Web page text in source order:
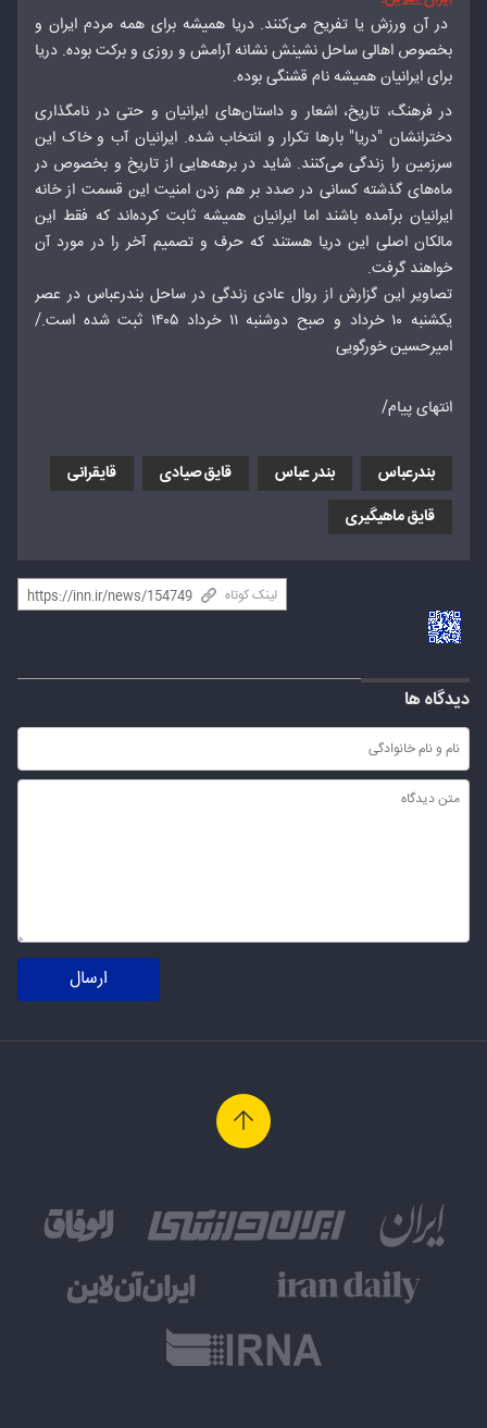
در آن ورزش یا تفریح می‌کنند. دریا همیشه برای همه مردم ایران و
بخصوص اهالی ساحل نشینش نشانه آرامش و روزی و برکت بوده. دریا
برای ایرانیان همیشه نام قشنگی‌ بوده.
در فرهنگ، تاریخ، اشعار و داستان‌های ایرانیان و حتی در نامگذاری
دخترانشان "دریا" بارها تکرار و انتخاب شده. ایرانیان آب و خاک این
سرزمین را زندگی می‌کنند. شاید در برهه‌هایی از تاریخ و بخصوص در
ماه‌های گذشته کسانی در صدد بر هم زدن امنیت این قسمت از خانه
ایرانیان برآمده باشند اما ایرانیان همیشه ثابت کرده‌اند که فقط این
مالکان اصلی این دریا هستند که حرف و تصمیم آخر را در مورد آن
خواهند گرفت.
تصاویر این گزارش از روال عادی زندگی در ساحل بندرعباس در عصر
یکشنبه ۱۰ خرداد و صبح دوشنبه ۱۱ خرداد ۱۴۰۵ ثبت شده است./
امیرحسین خورگویی
انتهای پیام/
بندرعباس بندر عباس قایق صیادی
قایقرانی
قایق ماهیگیری
لینک کوتاه
دیدگاه ها
ارسال